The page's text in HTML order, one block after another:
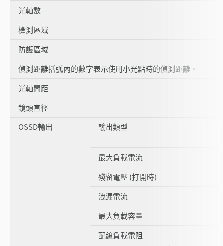
光軸數
檢測區域
防護區域
偵測距離括弧內的數字表示使用小光點時的偵測距離。
光軸間距
鏡頭直徑
OSSD輸出
輸出類型
最大負載電流
殘留電壓 (打開時)
洩漏電流
最大負載容量
配線負載電阻